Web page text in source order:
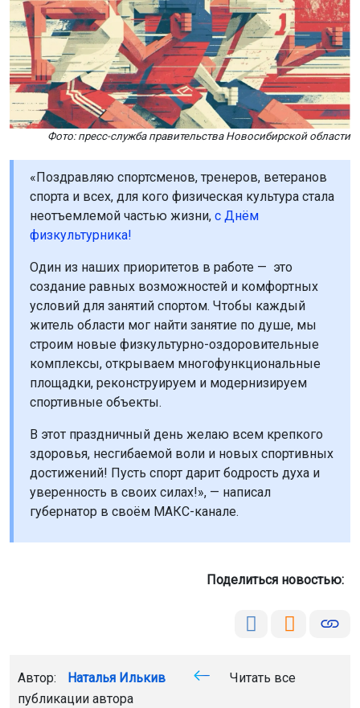
Фото: пресс-служба правительства Новосибирской области
«Поздравляю спортсменов, тренеров, ветеранов
спорта и всех, для кого физическая культура стала
неотъемлемой частью жизни, с Днём
физкультурника!
Один из наших приоритетов в работе — это
создание равных возможностей и комфортных
условий для занятий спортом. Чтобы каждый
житель области мог найти занятие по душе, мы
строим новые физкультурно-оздоровительные
комплексы, открываем многофункциональные
площадки, реконструируем и модернизируем
спортивные объекты.
В этот праздничный день желаю всем крепкого
здоровья, несгибаемой воли и новых спортивных
достижений! Пусть спорт дарит бодрость духа и
уверенность в своих силах!», — написал
губернатор в своём МАКС-канале.
Поделиться новостью:
Автор: Наталья Илькив
Читать все
публикации автора